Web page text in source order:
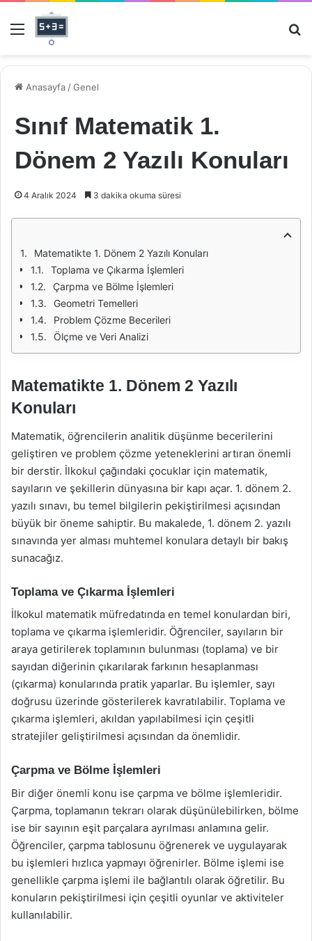
Menü
Anasayfa /Genel
Sınıf Matematik 1.
Dönem 2 Yazılı Konuları
4 Aralık 2024 3 dakika okuma süresi
Matematikte 1. Dönem 2 Yazılı Konuları
Toplama ve Çıkarma İşlemleri
Çarpma ve Bölme İşlemleri
Geometri Temelleri
Problem Çözme Becerileri
Ölçme ve Veri Analizi
Matematikte 1. Dönem 2 Yazılı
Konuları
Matematik, öğrencilerin analitik düşünme becerilerini
geliştiren ve problem çözme yeteneklerini artıran önemli
bir derstir. İlkokul çağındaki çocuklar için matematik,
sayıların ve şekillerin dünyasına bir kapı açar. 1. dönem 2.
yazılı sınavı, bu temel bilgilerin pekiştirilmesi açısından
büyük bir öneme sahiptir. Bu makalede, 1. dönem 2. yazılı
sınavında yer alması muhtemel konulara detaylı bir bakış
sunacağız.
Toplama ve Çıkarma İşlemleri
İlkokul matematik müfredatında en temel konulardan biri,
toplama ve çıkarma işlemleridir. Öğrenciler, sayıların bir
araya getirilerek toplamının bulunması (toplama) ve bir
sayıdan diğerinin çıkarılarak farkının hesaplanması
(çıkarma) konularında pratik yaparlar. Bu işlemler, sayı
doğrusu üzerinde gösterilerek kavratılabilir. Toplama ve
çıkarma işlemleri, akıldan yapılabilmesi için çeşitli
stratejiler geliştirilmesi açısından da önemlidir.
Çarpma ve Bölme İşlemleri
Bir diğer önemli konu ise çarpma ve bölme işlemleridir.
Çarpma, toplamanın tekrarı olarak düşünülebilirken, bölme
ise bir sayının eşit parçalara ayrılması anlamına gelir.
Öğrenciler, çarpma tablosunu öğrenerek ve uygulayarak
bu işlemleri hızlıca yapmayı öğrenirler. Bölme işlemi ise
genellikle çarpma işlemi ile bağlantılı olarak öğretilir. Bu
konuların pekiştirilmesi için çeşitli oyunlar ve aktiviteler
kullanılabilir.